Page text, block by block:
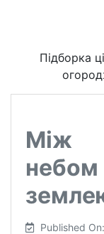
Підборка
Між
небом
Published